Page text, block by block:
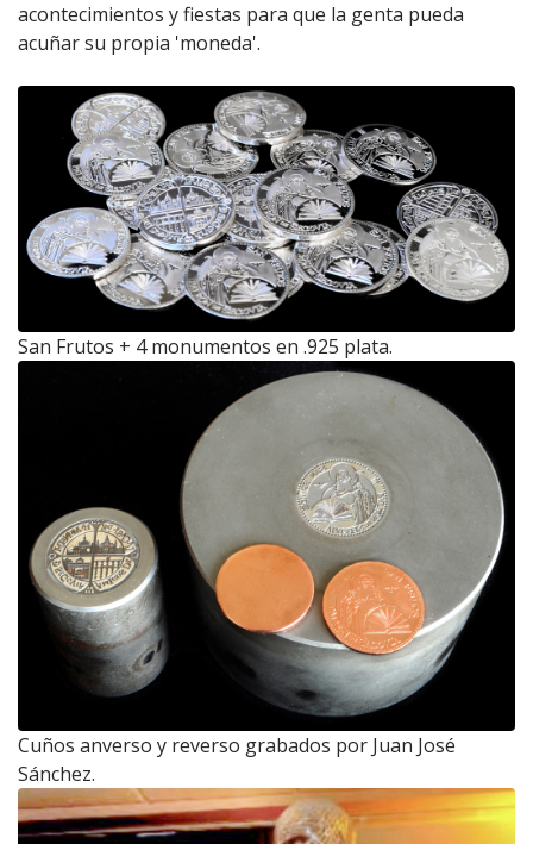
acontecimientos y fiestas para que la genta pueda
acuñar su propia 'moneda'.
San Frutos + 4 monumentos en .925 plata.
Cuños anverso y reverso grabados por Juan José
Sánchez.